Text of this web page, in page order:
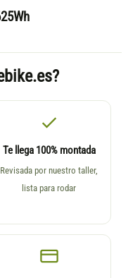
Te llega 100% montada
Revisada por nuestro taller,
lista para rodar